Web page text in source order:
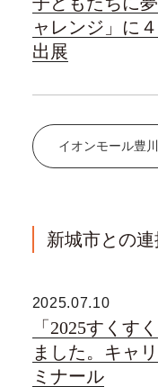
ャレンジ」に
出展
イオンモール豊
新城市との
2025.07.10
「2025すくす
ました。キャ
ミナール